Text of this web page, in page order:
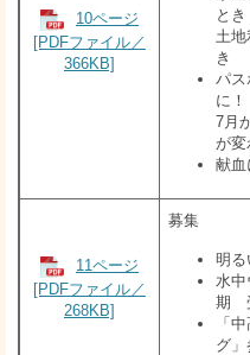
10ページ
[PDFファイル／
366KB]
とき
土地
き
パス
に！
7月
が変
献血
11ページ
[PDFファイル／
268KB]
募集
明
水
期
「
グ